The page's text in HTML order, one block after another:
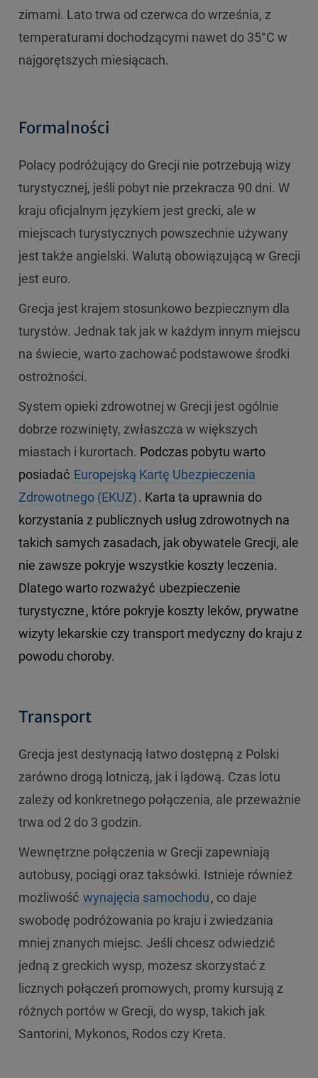
zimami. Lato trwa od czerwca do września, z
temperaturami dochodzącymi nawet do 35°C w
najgorętszych miesiącach.
Formalności
Polacy podróżujący do Grecji nie potrzebują wizy
turystycznej, jeśli pobyt nie przekracza 90 dni. W
kraju oficjalnym językiem jest grecki, ale w
miejscach turystycznych powszechnie używany
jest także angielski. Walutą obowiązującą w Grecji
jest euro.
Grecja jest krajem stosunkowo bezpiecznym dla
turystów. Jednak tak jak w każdym innym miejscu
na świecie, warto zachować podstawowe środki
ostrożności.
System opieki zdrowotnej w Grecji jest ogólnie
dobrze rozwinięty, zwłaszcza w większych
miastach i kurortach. Podczas pobytu warto
posiadać Europejską Kartę Ubezpieczenia
Zdrowotnego (EKUZ). Karta ta uprawnia do
korzystania z publicznych usług zdrowotnych na
takich samych zasadach, jak obywatele Grecji, ale
nie zawsze pokryje wszystkie koszty leczenia.
Dlatego warto rozważyć ubezpieczenie
turystyczne, które pokryje koszty leków, prywatne
wizyty lekarskie czy transport medyczny do kraju z
powodu choroby.
Transport
Grecja jest destynacją łatwo dostępną z Polski
zarówno drogą lotniczą, jak i lądową. Czas lotu
zależy od konkretnego połączenia, ale przeważnie
trwa od 2 do 3 godzin.
Wewnętrzne połączenia w Grecji zapewniają
autobusy, pociągi oraz taksówki. Istnieje również
możliwość wynajęcia samochodu, co daje
swobodę podróżowania po kraju i zwiedzania
mniej znanych miejsc. Jeśli chcesz odwiedzić
jedną z greckich wysp, możesz skorzystać z
licznych połączeń promowych, promy kursują z
różnych portów w Grecji, do wysp, takich jak
Santorini, Mykonos, Rodos czy Kreta.